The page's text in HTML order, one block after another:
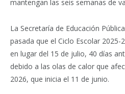
mantengan las seis semanas de
La Secretaría de Educación
pasada que el Ciclo Escolar
en lugar del 15 de julio, 40 días
debido a las olas de calor que
2026, que inicia el 11 de junio.